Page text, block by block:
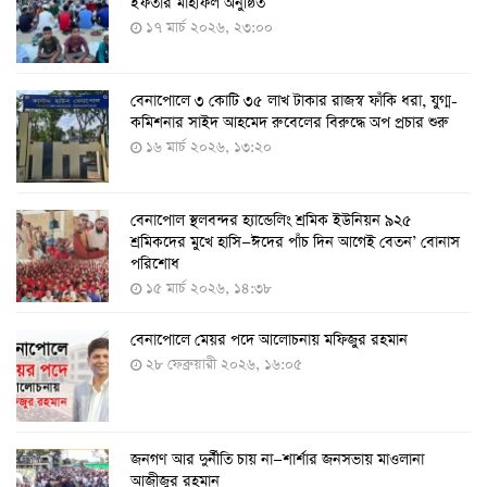
ঘণ্টা
৭ আগস্ট ২০২২, ১৪:০৩
১১ আগস্ট থেকে পরীক্ষামূলকভাবে শুরু শিশুদের করোনা টিকা
দেওয়া
৭ আগস্ট ২০২২, ১৩:৫৩
করোনায় ৫ জনের মৃত্যু, শনাক্ত ৬২৬
২৭ জুলাই ২০২২, ১৭:৩৮
দেশে করোনায় শনাক্তের সংখ্যা ২০ লাখ ছাড়াল
২১ জুলাই ২০২২, ১৭:৫৪
করোনায় একদিনে মৃত্যু ও শনাক্ত বেড়েছে
১৭ মার্চ ২০২৬, ২৩:০০
বেনাপোলে ৩ কোটি ৩৫ লাখ টাকার রাজস্ব ফাঁকি ধরা, যুগ্ম-
কমিশনার সাইদ আহমেদ রুবেলের বিরুদ্ধে অপ প্রচার শুরু
১৬ মার্চ ২০২৬, ১৩:২০
বেনাপোল স্থলবন্দর হ্যান্ডেলিং শ্রমিক ইউনিয়ন ৯২৫
শ্রমিকদের মুখে হাসি—ঈদের পাঁচ দিন আগেই বেতন’ বোনাস
পরিশোধ
১৫ মার্চ ২০২৬, ১৪:৩৮
বেনাপোলে মেয়র পদে আলোচনায় মফিজুর রহমান
২৮ ফেব্রুয়ারী ২০২৬, ১৬:০৫
জনগণ আর দুর্নীতি চায় না—শার্শার জনসভায় মাওলানা
আজীজুর রহমান